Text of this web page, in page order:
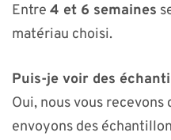
Entre 4 et 6 semaines
matériau choisi.
Puis-je voir des
Oui, nous vous
envoyons des